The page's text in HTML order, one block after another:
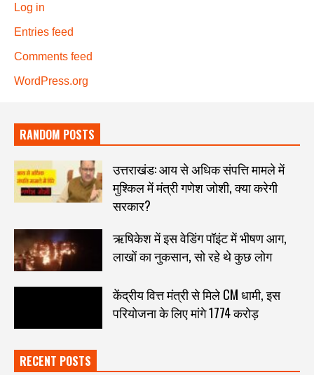
Log in
Entries feed
Comments feed
WordPress.org
RANDOM POSTS
उत्तराखंड: आय से अधिक संपत्ति मामले में
मुश्किल में मंत्री गणेश जोशी, क्या करेगी
सरकार?
ऋषिकेश में इस वेडिंग पॉइंट में भीषण आग,
लाखों का नुकसान, सो रहे थे कुछ लोग
केंद्रीय वित्त मंत्री से मिले CM धामी, इस
परियोजना के लिए मांगे 1774 करोड़
RECENT POSTS